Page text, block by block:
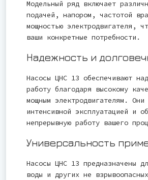
Модельный ряд включает
подачей, напором, частотой
мощностью электродвигателя,
ваши конкретные потребности.
Надежность и
Насосы ЦНС 13 обеспечивают
работу благодаря высокому
мощным электродвигателям.
интенсивной эксплуатацией и
непрерывную работу вашего
Универсальность
Насосы ЦНС 13 предназначены
воды и других не